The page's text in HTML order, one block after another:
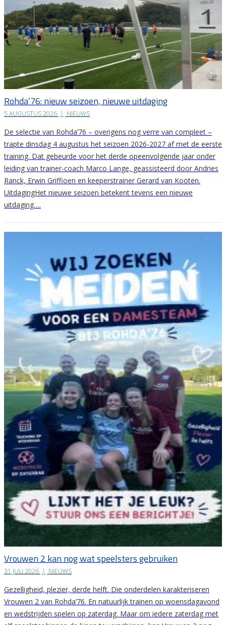
Rohda’76: nieuw seizoen, nieuwe uitdaging
5 AUGUSTUS 2026 | NIEUWS
De selectie van Rohda’76 – overigens nog verre van compleet –
trapte dinsdag 4 augustus het seizoen 2026-2027 af met de eerste
training. Dat gebeurde voor het derde opeenvolgende jaar onder
leiding van trainer-coach Marco Lange, geassisteerd door Andries
Ranck, Erwin Griffioen en keeperstrainer Gerard van Kooten.
UitdagingHet nieuwe seizoen betekent tevens een nieuwe
uitdaging….
Vrouwen 2 kan nog wat speelsters gebruiken
31 JULI 2026 | NIEUWS
Gezelligheid, plezier, derde helft. Die onderdelen karakteriseren
Vrouwen 2 van Rohda’76. En natuurlijk trainen op woensdagavond
en wedstrijden spelen op zaterdag. Maar om iedere zaterdag met